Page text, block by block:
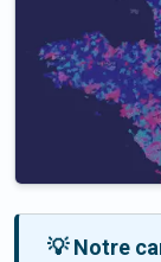
💡 Notre